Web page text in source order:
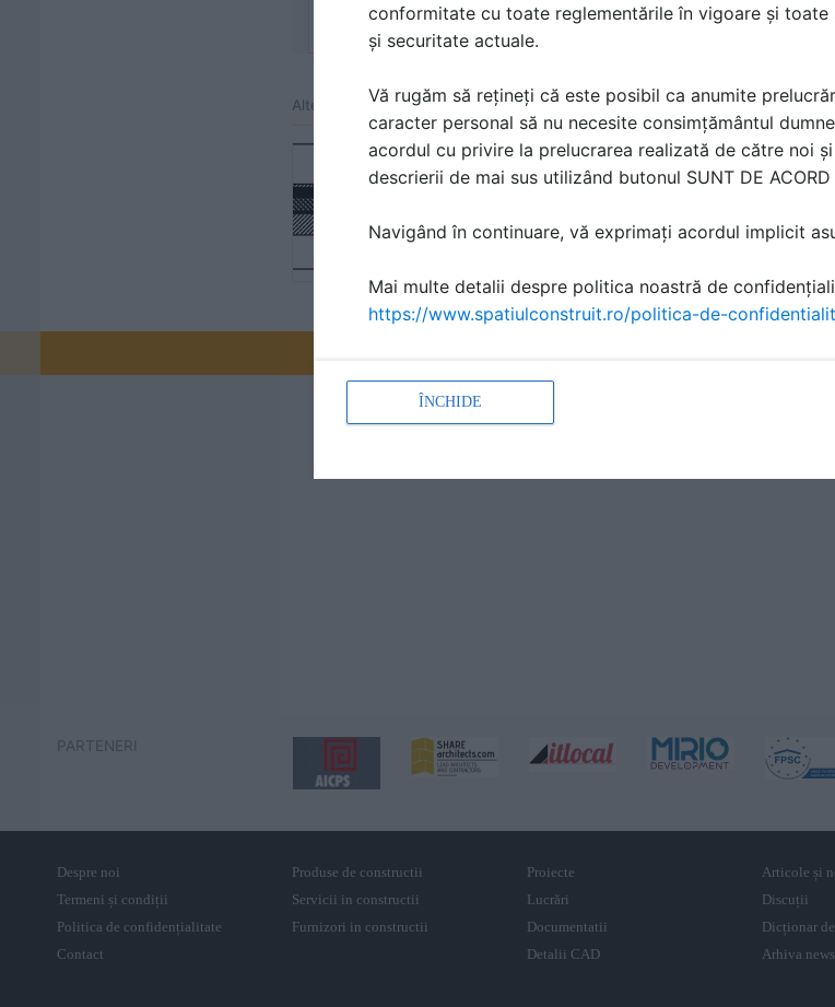
Alte detalii cad de la gamă
Termoizolatie terase circulabile 6
PARTENERI
Despre noi
Termeni și condiții
Politica de confidențialitate
Contact
Produse de constructii
Servicii in constructii
Furnizori in constructii
Proiecte
Lucrări
Documentatii
Detalii CAD
Articole și
Discuții
Dicționar
Arhiva
conformitate cu toate reglementările în vigoare și
și securitate actuale.
Vă rugăm să rețineți că este posibil ca anumite
caracter personal să nu necesite consimțământul
acordul cu privire la prelucrarea realizată de către noi
descrierii de mai sus utilizând butonul SUNT DE
Navigând în continuare, vă exprimați acordul implicit
Mai multe detalii despre politica noastră de
https://www.spatiulconstruit.ro/politica-de-
ÎNCHIDE